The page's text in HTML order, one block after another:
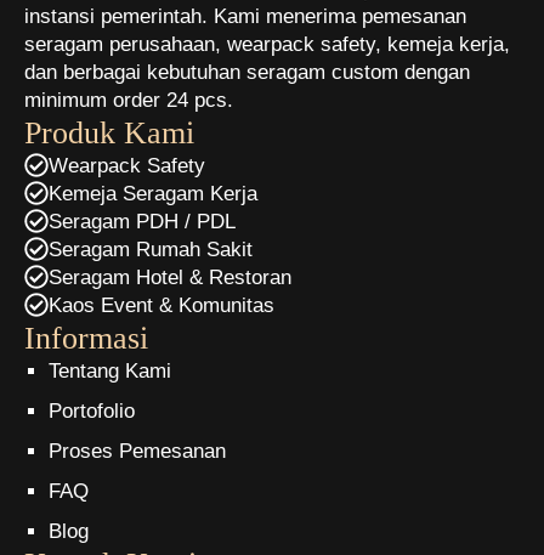
instansi pemerintah. Kami menerima pemesanan
seragam perusahaan, wearpack safety, kemeja kerja,
dan berbagai kebutuhan seragam custom dengan
minimum order 24 pcs.
Produk Kami
Wearpack Safety
Kemeja Seragam Kerja
Seragam PDH / PDL
Seragam Rumah Sakit
Seragam Hotel & Restoran
Kaos Event & Komunitas
Informasi
Tentang Kami
Portofolio
Proses Pemesanan
FAQ
Blog